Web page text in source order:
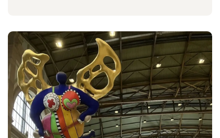
Zum Beitrag Gelungener Anlass am Tag der Physiotherapie